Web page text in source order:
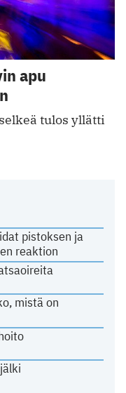
apu
tulos yllätti
pistoksen ja
reaktion
mistä on